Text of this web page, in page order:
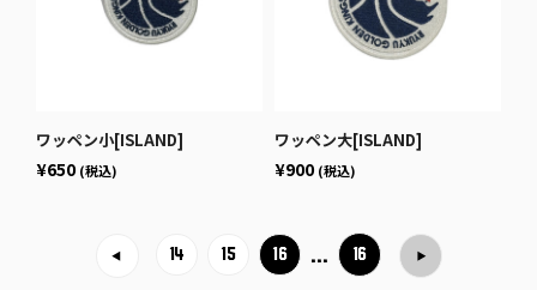
ワッペン小[ISLAND]
¥650 (税込)
ワッペン大[ISLAND]
¥900 (税込)
14 15 16 … 16